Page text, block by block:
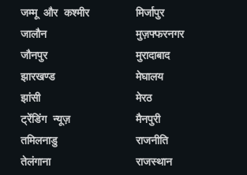
जम्मू और कश्मीर
जालौन
जौनपुर
झारखण्ड
झांसी
ट्रेंडिंग न्यूज़
तमिलनाडु
तेलंगाना
मिर्जापुर
मुज़फ्फरनगर
मुरादाबाद
मेघालय
मेरठ
मैनपुरी
राजनीति
राजस्थान